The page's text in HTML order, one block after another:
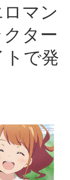
マン
ター
で発